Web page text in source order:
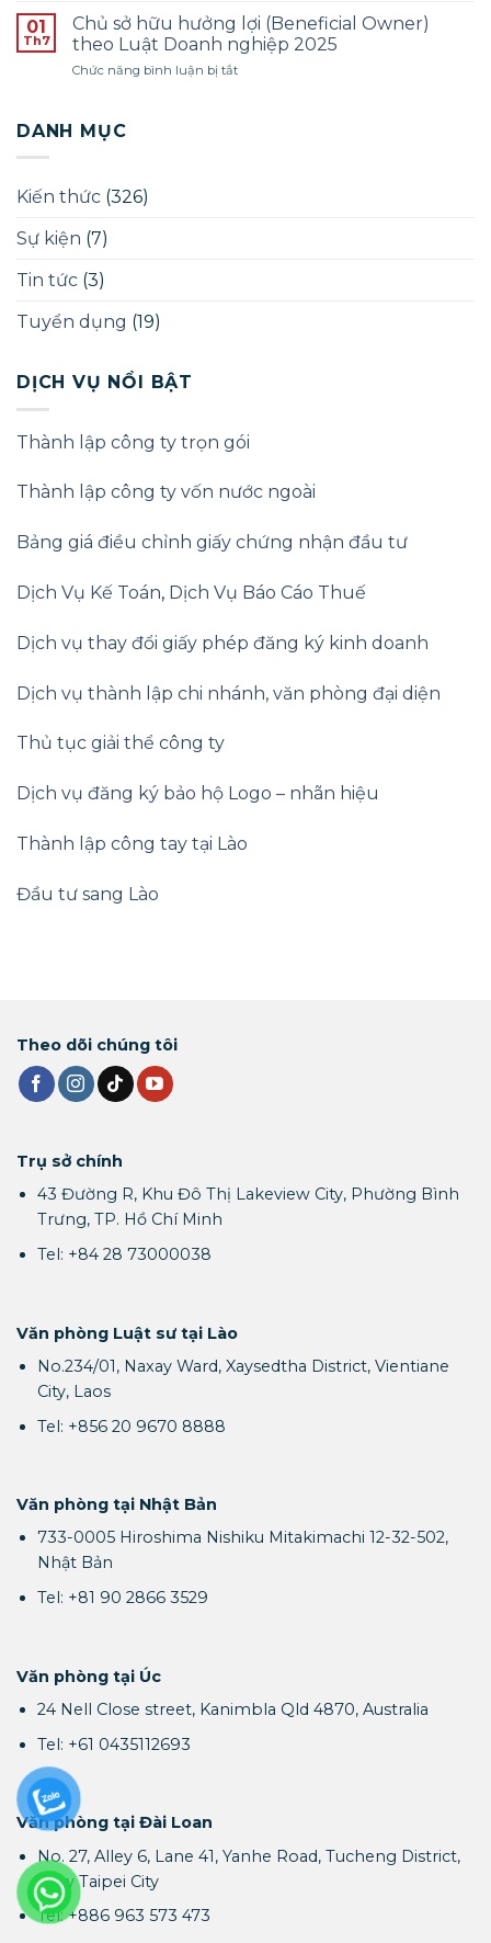
THÁNG
12/2025
–
Năm
2025
phép
quảng
cáo
phòng
01
Th7
Chủ sở hữu hưởng lợi (Beneficial Owner)
theo Luật Doanh nghiệp 2025
Chức năng bình luận bị tắtở
DANH MỤC
Kiến thức (326)
Sự kiện (7)
Tin tức (3)
Tuyển dụng (19)
DỊCH VỤ NỔI BẬT
Thành lập công ty trọn gói
Thành lập công ty vốn nước ngoài
Bảng giá điều chỉnh giấy chứng nhận đầu tư
Dịch Vụ Kế Toán, Dịch Vụ Báo Cáo Thuế
Dịch vụ thay đổi giấy phép đăng ký kinh doanh
Dịch vụ thành lập chi nhánh, văn phòng đại diện
Thủ tục giải thể công ty
Dịch vụ đăng ký bảo hộ Logo – nhãn hiệu
Thành lập công tay tại Lào
Đầu tư sang Lào
Theo dõi chúng tôi
Trụ sở chính
43 Đường R, Khu Đô Thị Lakeview City, Phường Bình
Trưng, TP. Hồ Chí Minh
Tel: +84 28 73000038
Văn phòng Luật sư tại Lào
No.234/01, Naxay Ward, Xaysedtha District, Vientiane
City, Laos
Tel: +856 20 9670 8888
Văn phòng tại Nhật Bản
733-0005 Hiroshima Nishiku Mitakimachi 12-32-502,
Nhật Bản
Tel: +81 90 2866 3529
Văn phòng tại Úc
24 Nell Close street, Kanimbla Qld 4870, Australia
Tel: +61 0435112693
Văn phòng tại Đài Loan
No. 27, Alley 6, Lane 41, Yanhe Road, Tucheng District,
New Taipei City
Tel: +886 963 573 473